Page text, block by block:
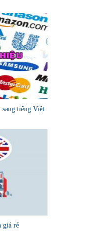
sang tiếng Việt
giá rẻ